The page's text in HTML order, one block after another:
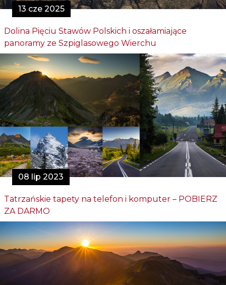
13 cze 2025
Dolina Pięciu Stawów Polskich i oszałamiające
panoramy ze Szpiglasowego Wierchu
08 lip 2023
Tatrzańskie tapety na telefon i komputer – POBIERZ
ZA DARMO